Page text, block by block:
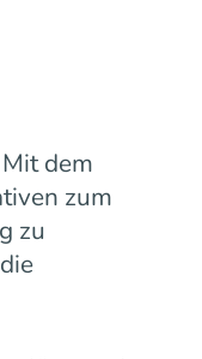
dem
zum
zu